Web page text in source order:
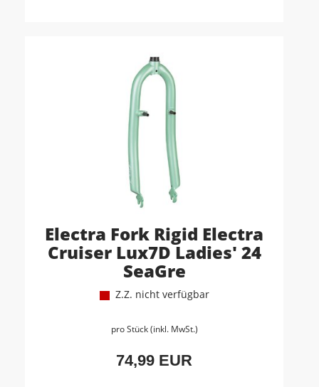
Electra Fork Rigid Electra
Cruiser Lux7D Ladies' 24
SeaGre
Z.Z. nicht verfügbar
pro Stück (inkl. MwSt.)
74,99 EUR